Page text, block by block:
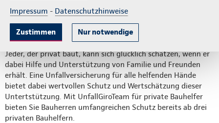
Impressum - Datenschutzhinweise
Zustimmen Nur notwendige
Auf dieser Seite:
Tarifleistungen
Ergänzungen
Vorteile
Hilfe für Helfer
Jeder, der privat baut, kann sich glücklich schätzen, wenn er
dabei Hilfe und Unterstützung von Familie und Freunden
erhält. Eine Unfallversicherung für alle helfenden Hände
bietet dabei wertvollen Schutz und Wertschätzung dieser
Untertstützung. Mit UnfallGiroTeam für private Bauhelfer
bieten Sie Bauherren umfangreichen Schutz bereits ab drei
privaten Bauhelfern.